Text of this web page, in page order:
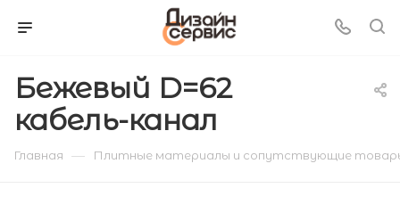
Бежевый D=62
кабель-канал
Главная — Плитные материалы и сопутствующие